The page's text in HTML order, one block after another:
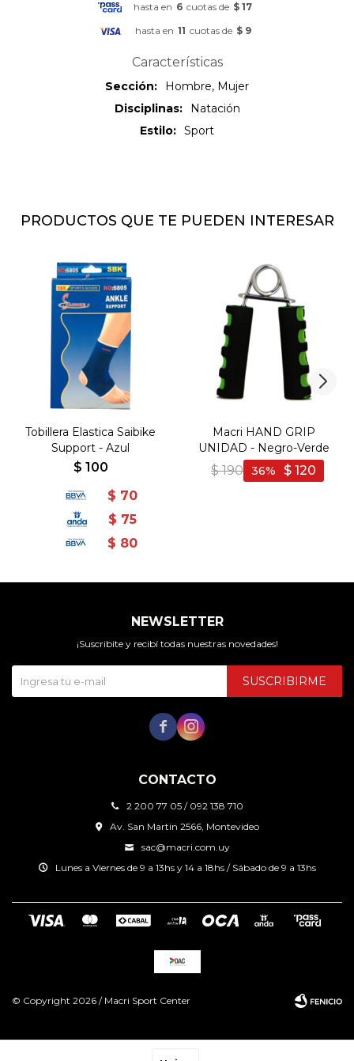
hasta en 6 cuotas de $ 17
hasta en 11 cuotas de $ 9
Características
Sección
Hombre, Mujer
Disciplinas
Natación
Estilo
Sport
PRODUCTOS QUE TE PUEDEN INTERESAR
Tobillera Elastica Saibike
Support - Azul
$ 100
$ 70
$ 75
$ 80
Macri HAND GRIP
UNIDAD - Negro-Verde
$ 190 $ 120
36
CONTACTO
2 200 77 05 / 092 138 710
Av. San Martin 2566, Montevideo
sac@macri.com.uy
Lunes a Viernes de 9 a 13hs y 14 a 18hs / Sábado de 9 a 13hs
NEWSLETTER
¡Suscribite y recibí todas nuestras novedades!
SUSCRIBIRME
 
© Copyright 2026 / Macri Sport Center